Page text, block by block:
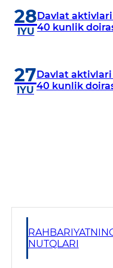
28
IYU
Davlat
40 kunlik
27
IYU
Davlat
40 kunlik
NUTQLARI